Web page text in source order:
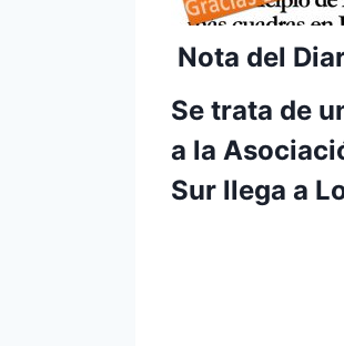
Nota del
Se trata de
a la
Sur llega a